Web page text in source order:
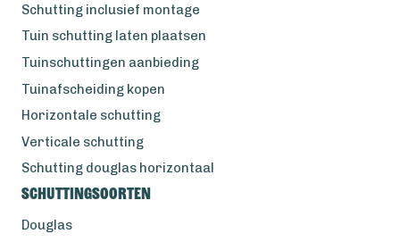
Schutting inclusief montage
Tuin schutting laten plaatsen
Tuinschuttingen aanbieding
Tuinafscheiding kopen
Horizontale schutting
Verticale schutting
Schutting douglas horizontaal
Schuttingsoorten
Douglas